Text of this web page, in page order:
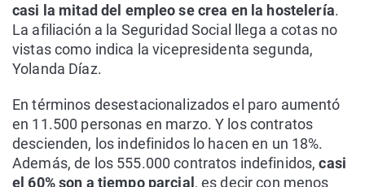
casi la mitad del empleo se crea en la hostelería.
La afiliación a la Seguridad Social llega a cotas no
vistas como indica la vicepresidenta segunda,
Yolanda Díaz.
En términos desestacionalizados el paro aumentó
en 11.500 personas en marzo. Y los contratos
descienden, los indefinidos lo hacen en un 18%.
Además, de los 555.000 contratos indefinidos, casi
el 60% son a tiempo parcial , es decir con menos